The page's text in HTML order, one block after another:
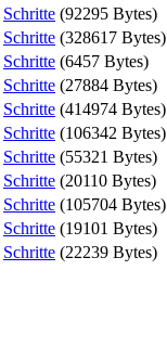
Schritte (92295 Bytes)
Schritte (328617 Bytes)
Schritte (6457 Bytes)
Schritte (27884 Bytes)
Schritte (414974 Bytes)
Schritte (106342 Bytes)
Schritte (55321 Bytes)
Schritte (20110 Bytes)
Schritte (105704 Bytes)
Schritte (19101 Bytes)
Schritte (22239 Bytes)